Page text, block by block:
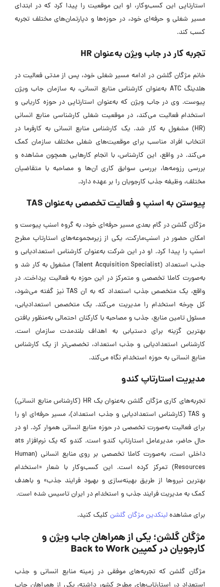
استارتاپی این کسب‌وکار، او این موقعیت را پیدا کرد که در ابتدای
مسیر شغلی و حرفه‌ای خود، در حوزه‌ها و دپارتمان‌های مختلف تجربه
کسب کند.
تجربه کار در جاب ویژن به‌عنوان HR
خانم مژگان گلشن در ادامه مسیر شغلی خود، پس از مدتی فعالیت در
هلدینگ ATC به‌عنوان کارشناس منابع انسانی، به سازمان جاب ویژن
پیوست. وی در جاب ویژن که ‌به‌عنوان استارتاپی در حوزه کاریابی و
استخدام فعالیت می‌کند، در موقعیت شغلی کارشناسی منابع انسانی
(HR) مشغول به کار شد. یک کارشناس منابع انسانی به کارفرما در
انتخاب افراد مناسب برای موقعیت‌های شغلی مختلف سازمان کمک
می‌کند. در واقع، این کارشناس، با انجام کارهایی همچون مشاهده و
بررسی رزومه‌ها، بررسی سوابق کاری آن‌ها و مصاحبه با متقاضیان
مختلف، وظیفه جذب کارجویان را بر عهده دارد.
پیوستن به اسنپ و فعالیت تخصصی به‌عنوان TAS
مژگان گلشن در گام بعدی مسیر حرفه‌ای خود، به گروه اسنپ پیوست و
امکان حضور در اسنپ‌مارکت، یکی از زیرمجموعه‌های استارتاپ مطرح
اسنپ را پیدا کرد. او در این شرکت به‌عنوان کارشناس استعدادیابی و
جذب استعداد (Talent Acquisition Specialist) مشغول به کار شد و
به‌صورت کاملا تخصصی و متمرکز در این حوزه به فعالیت پرداخت. در
واقع، یک متخصص جذب استعداد که به آن TAS نیز گفته می‌شود،
کل چرخه استخدام را مدیریت می‌کند. یک متخصص استعدادیابی،
مسئول تامین منابع، جذب و مصاحبه با کارکنان احتمالی به‌منظور یافتن
بهترین گزینه برای دستیابی به اهداف بلندمدت سازمان است.
کارشناس استعدادیابی و جذب استعداد، تخصصی‌تر از یک کارشناس
منابع انسانی به حوزه استخدام نگاه می‌کند.
مدیریت استارتاپ کندو
تجربه‌های کاری مژگان گلشن به‌عنوان یک HR (کارشناس منابع انسانی)
و TAS (کارشناس استعدادیابی و جذب استعداد)، مسیر حرفه‌ای او را
برای فعالیت به‌صورت تخصصی در حوزه منابع انسانی هموار کرد. او در
حال حاضر، مدیرعامل استارتاپ کندو است. کندو که یک نرم‌افزار ats
داخلی است، به‌صورت کاملا تخصصی بر روی منابع انسانی (Human
Resources) تمرکز کرده است. این کسب‌وکار با شعار «استخدام
بهترین نیروها از طریق بهینه‌سازی و بهبود فرایند جذب» و باهدف
کمک به مدیریت فرایند جذب و استخدام در ایران تاسیس شده است.
برای مشاهدهلینکدین مژگان گلشن کلیک کنید.
مژگان گلشن؛ یکی از همراهان جاب ویژن و
کارجویان در کمپین Back to Work
مژگان گلشن که تجربه‌های موفقی در زمینه منابع انسانی و جذب